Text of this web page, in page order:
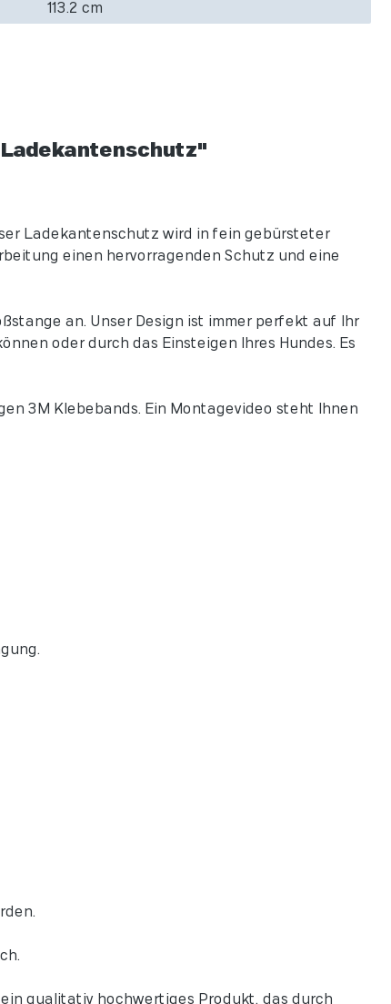
113.2 cm
Ladekantenschutz"
Ladekantenschutz wird in fein gebürsteter
einen hervorragenden Schutz und eine
an. Unser Design ist immer perfekt auf Ihr
oder durch das Einsteigen Ihres Hundes. Es
3M Klebebands. Ein Montagevideo steht Ihnen
qualitativ hochwertiges Produkt, das durch